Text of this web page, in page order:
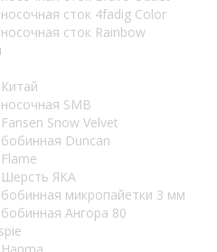
сток 4fadig Color
сток Rainbow
SMB
Snow Velvet
Duncan
ЯКА
микропайетки 3 мм
Ангора 80